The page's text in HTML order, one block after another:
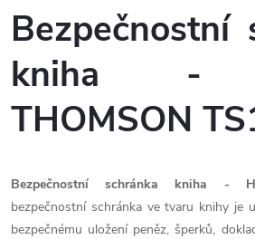
Bezpečnostní
kniha -
THOMSON
Bezpečnostní schránka kniha -
bezpečnostní schránka ve tvaru knihy je
bezpečnému uložení peněz, šperků,